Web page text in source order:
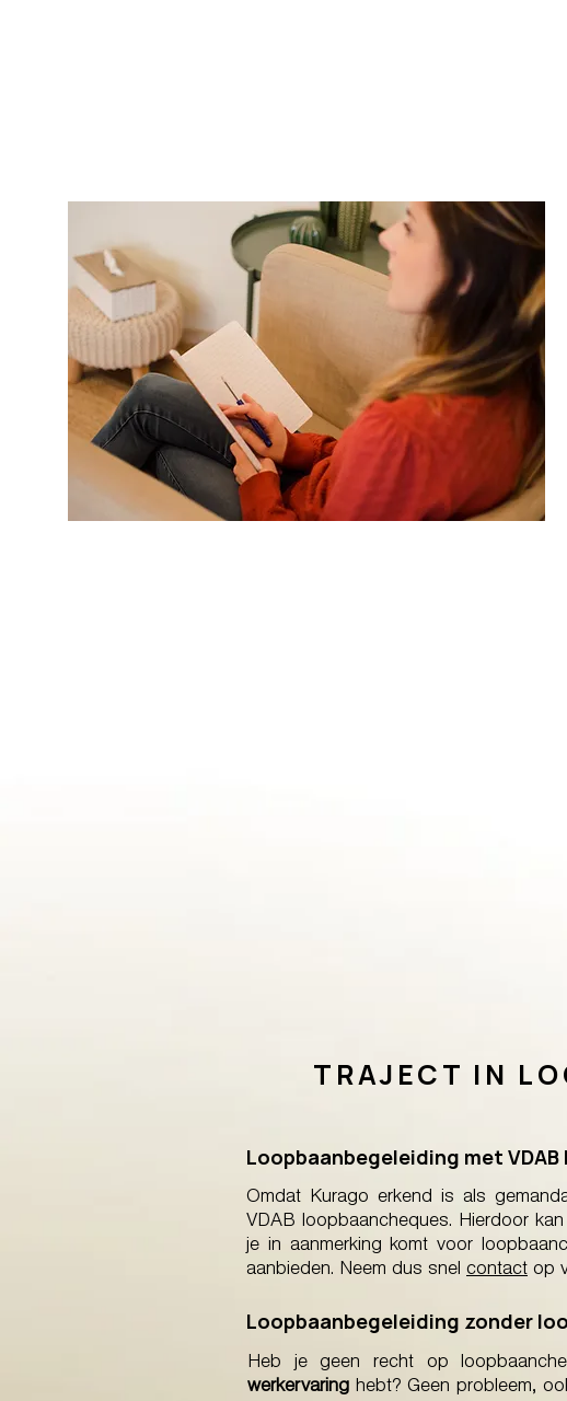
TRAJECT IN
Loopbaanbegeleiding met
Omdat Kurago erkend is als
VDAB loopbaancheques. Hierdoor
je in aanmerking komt voor
aanbieden. Neem dus snel contact op
Loopbaanbegeleiding zonder
Heb je geen recht op
werkervaring hebt? Geen probleem,